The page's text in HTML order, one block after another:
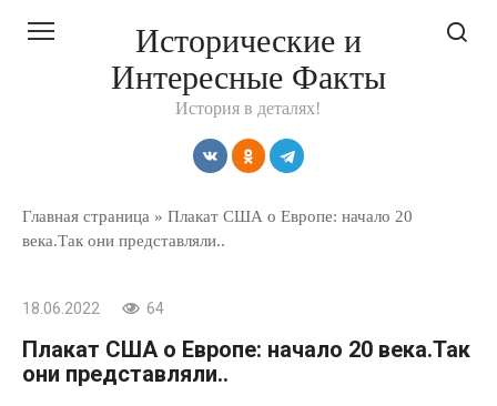
Исторические и
Интересные Факты
История в деталях!
Главная страница » Плакат США о Европе: начало 20
века.Так они представляли..
18.06.2022 64
Плакат США о Европе: начало 20 века.Так
они представляли..